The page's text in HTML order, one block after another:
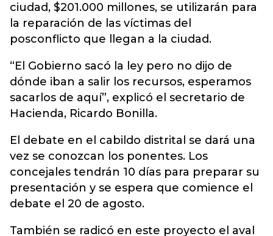
ciudad, $201.000 millones, se utilizarán para
la reparación de las víctimas del
posconflicto que llegan a la ciudad.
“El Gobierno sacó la ley pero no dijo de
dónde iban a salir los recursos, esperamos
sacarlos de aquí”, explicó el secretario de
Hacienda, Ricardo Bonilla.
El debate en el cabildo distrital se dará una
vez se conozcan los ponentes. Los
concejales tendrán 10 días para preparar su
presentación y se espera que comience el
debate el 20 de agosto.
También se radicó en este proyecto el aval